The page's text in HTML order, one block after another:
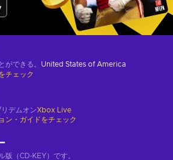
ができる。 United States of America
チェック
デムオンXbox Live
ン・ガイドをチェック
版（CD-KEY）です。